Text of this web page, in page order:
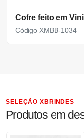
Código XMBB-1034
SELEÇÃO XBRINDES
Produtos em